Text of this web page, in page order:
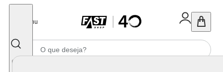
Menu